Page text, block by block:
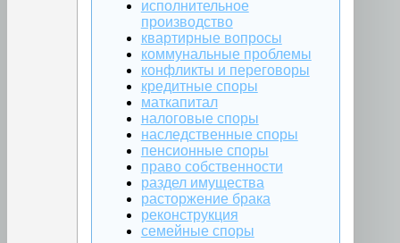
исполнительное
производство
квартирные вопросы
коммунальные проблемы
конфликты и переговоры
кредитные споры
маткапитал
налоговые споры
наследственные споры
пенсионные споры
право собственности
раздел имущества
расторжение брака
реконструкция
семейные споры